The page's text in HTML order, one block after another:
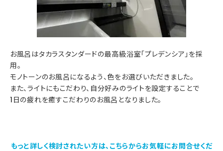
お風呂はタカラスタンダードの最高級浴室「プレデンシア」を採
用。
モノトーンのお風呂になるよう、色をお選びいただきました。
また、ライトにもこだわり、自分好みのライトを設定することで
1日の疲れを癒すこだわりのお風呂となりました。
もっと詳しく検討されたい方は、こちらからお気軽にお問合せくだ